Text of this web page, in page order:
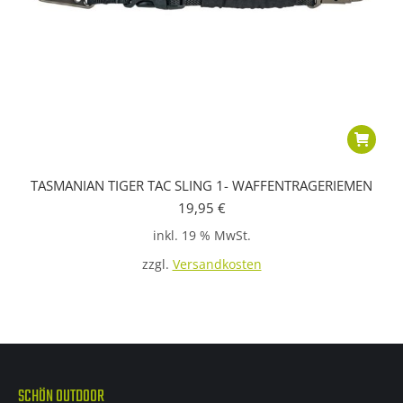
TASMANIAN TIGER TAC SLING 1- WAFFENTRAGERIEMEN
19,95 €
inkl. 19 % MwSt.
zzgl. Versandkosten
SCHÖN OUTDOOR